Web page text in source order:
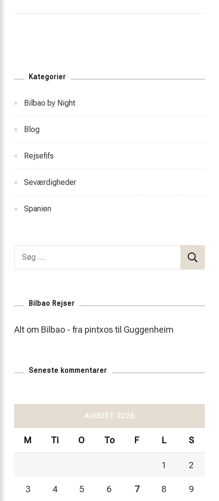
Kategorier
Bilbao by Night
Blog
Rejsefifs
Seværdigheder
Spanien
Søg
Bilbao Rejser
Alt om Bilbao - fra pintxos til Guggenheim
Seneste kommentarer
AUGUST 2026
M Ti O To F L S
1 2
3 4 5 6 7 8 9